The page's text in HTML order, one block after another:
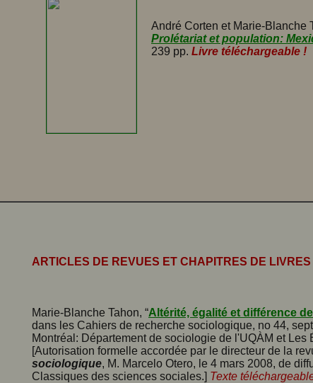
André Corten et Marie-Blanche
Prolétariat et population:
239 pp. Livre téléchargeable !
ARTICLES DE REVUES ET CHAPITRES DE LIVRES
Marie-Blanche Tahon, “Altérité, égalité et différence
dans les Cahiers de recherche sociologique, no 44,
Montréal: Département de sociologie de l'UQÀM et Les
[Autorisation formelle accordée par le directeur de la
sociologique, M. Marcelo Otero, le 4 mars 2008, de
Classiques des sciences sociales.] Texte